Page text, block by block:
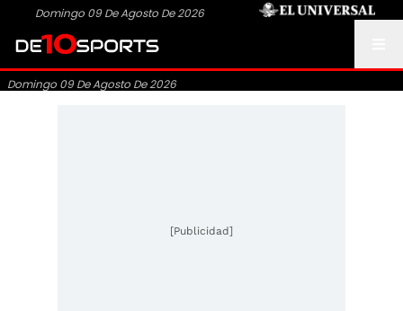
Domingo 09 De Agosto De 2026
Domingo 09 De Agosto De 2026
[Publicidad]